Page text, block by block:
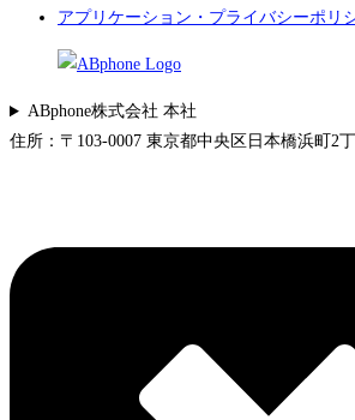
アプリケーション・プライバシーポリ
ABphone株式会社 本社
住所：〒103-0007 東京都中央区日本橋浜町2